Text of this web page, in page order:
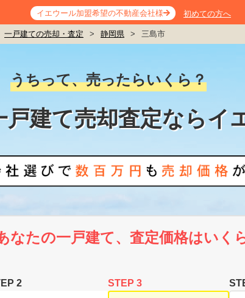
イエウール加盟希望の不動産会社様 初めての方へ
一戸建ての売却・査定 > 静岡県 > 三島市
うちって、売ったらいくら？
戸建て売却査定ならイ
なたの一戸建て、査定価格はいく
2 STEP 3